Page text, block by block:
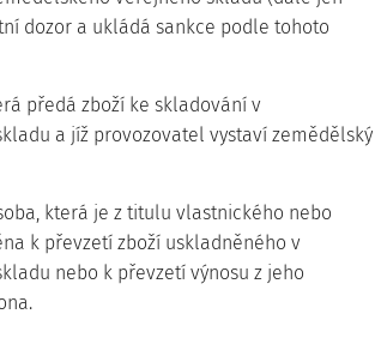
dozor a ukládá sankce podle tohoto
předá zboží ke skladování v
a jíž provozovatel vystaví zemědělský
která je z titulu vlastnického nebo
k převzetí zboží uskladněného v
nebo k převzetí výnosu z jeho